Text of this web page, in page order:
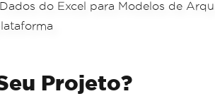
Projeto?